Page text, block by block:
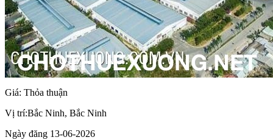
Giá: Thỏa thuận
Vị trí:Bắc Ninh, Bắc Ninh
Ngày đăng 13-06-2026